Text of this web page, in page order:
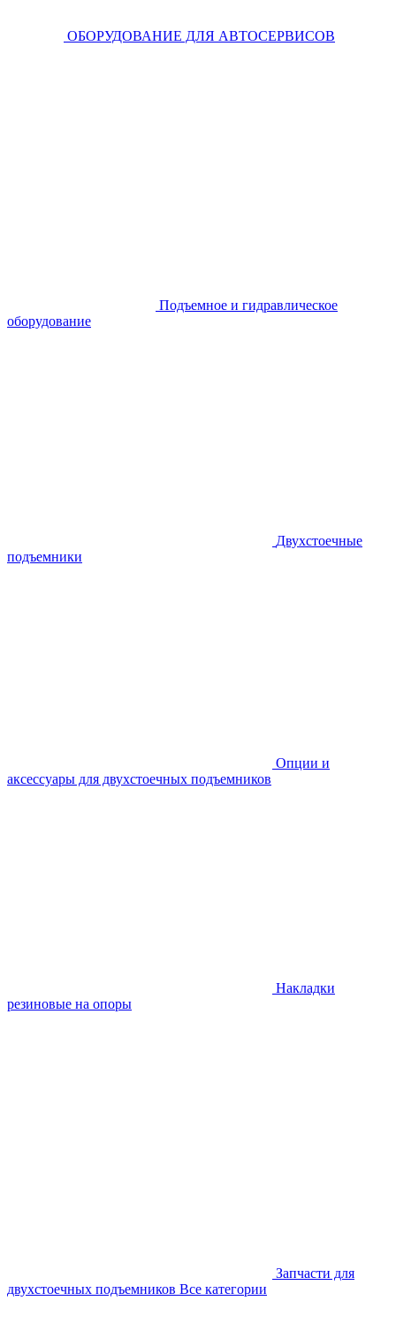
ОБОРУДОВАНИЕ ДЛЯ АВТОСЕРВИСОВ
Подъемное и гидравлическое
оборудование
Двухстоечные
подъемники
Опции и
аксессуары для двухстоечных подъемников
Накладки
резиновые на опоры
Запчасти для
двухстоечных подъемников Все категории